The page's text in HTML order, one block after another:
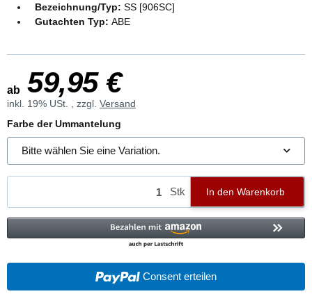
Bezeichnung/Typ: SS [906SC]
Gutachten Typ: ABE
ab 59,95 €
inkl. 19% USt. , zzgl. Versand
Farbe der Ummantelung
Bitte wählen Sie eine Variation.
Stk In den Warenkorb
Consent erteilen